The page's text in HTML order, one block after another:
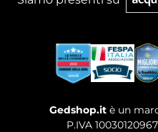
Gedshop.it è un
P.IVA